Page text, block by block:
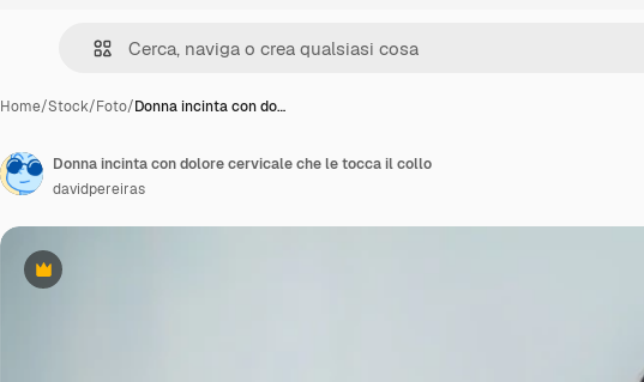
Home/Stock/Foto/Donna incinta con do…
Premium
Donna incinta con dolore cervicale che le tocca il collo
davidpereiras